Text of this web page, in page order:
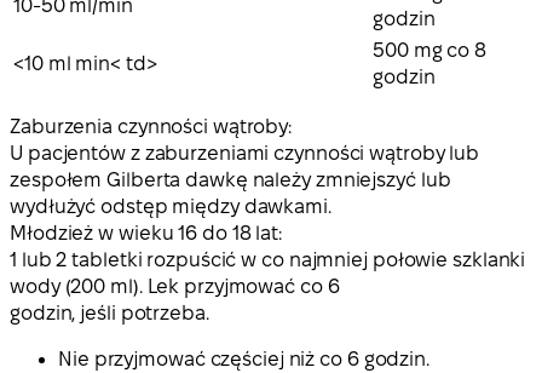
10-50 ml/min
godzin
<10 ml min< td>
500 mg co 8
godzin
Zaburzenia czynności wątroby:
U pacjentów z zaburzeniami czynności wątroby lub
zespołem Gilberta dawkę należy zmniejszyć lub
wydłużyć odstęp między dawkami.
Młodzież w wieku 16 do 18 lat:
1 lub 2 tabletki rozpuścić w co najmniej połowie szklanki
wody (200 ml). Lek przyjmować co 6
godzin, jeśli potrzeba.
Nie przyjmować częściej niż co 6 godzin.